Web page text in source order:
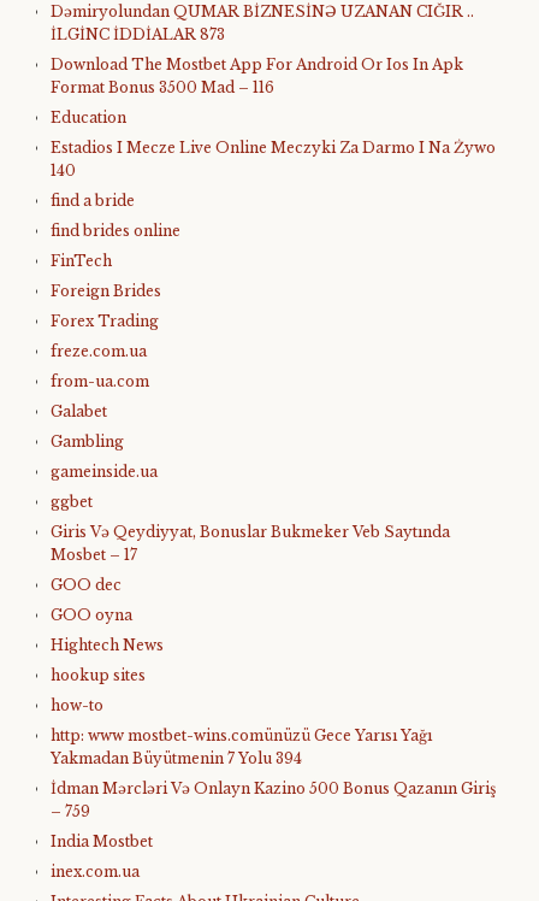
Dəmiryolundan QUMAR BİZNESİNƏ UZANAN CIĞIR ..
İLGİNC İDDİALAR 873
Download The Mostbet App For Android Or Ios In Apk
Format Bonus 3500 Mad – 116
Education
Estadios I Mecze Live Online Meczyki Za Darmo I Na Żywo
140
find a bride
find brides online
FinTech
Foreign Brides
Forex Trading
freze.com.ua
from-ua.com
Galabet
Gambling
gameinside.ua
ggbet
Giris Və Qeydiyyat, Bonuslar Bukmeker Veb Saytında
Mosbet – 17
GOO dec
GOO oyna
Hightech News
hookup sites
how-to
http: www mostbet-wins.comünüzü Gece Yarısı Yağı
Yakmadan Büyütmenin 7 Yolu 394
İdman Mərcləri Və Onlayn Kazino 500 Bonus Qazanın Giriş
– 759
India Mostbet
inex.com.ua